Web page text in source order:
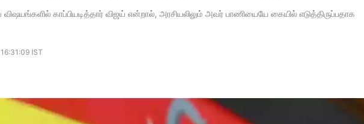
விஷயங்களில் காப்பியடித்தார் விஜய் என்றால், அரசியலிலும் அவர் பாணியையே கையில் எடுத்திருப்பதாக
IST